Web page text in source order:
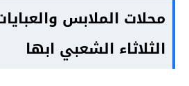
محلات الملابس
الثلاثاء الشعبي ابها